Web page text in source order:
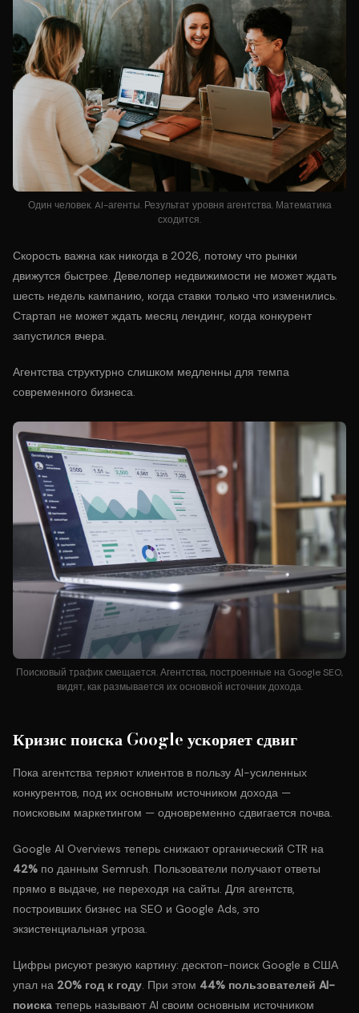
Один человек. AI-агенты. Результат уровня агентства. Математика
сходится.
Скорость важна как никогда в 2026, потому что рынки
движутся быстрее. Девелопер недвижимости не может ждать
шесть недель кампанию, когда ставки только что изменились.
Стартап не может ждать месяц лендинг, когда конкурент
запустился вчера.
Агентства структурно слишком медленны для темпа
современного бизнеса.
Поисковый трафик смещается. Агентства, построенные на Google SEO,
видят, как размывается их основной источник дохода.
Кризис поиска Google ускоряет сдвиг
Пока агентства теряют клиентов в пользу AI-усиленных
конкурентов, под их основным источником дохода —
поисковым маркетингом — одновременно сдвигается почва.
Google AI Overviews теперь снижают органический CTR на
42% по данным Semrush. Пользователи получают ответы
прямо в выдаче, не переходя на сайты. Для агентств,
построивших бизнес на SEO и Google Ads, это
экзистенциальная угроза.
Цифры рисуют резкую картину: десктоп-поиск Google в США
упал на 20% год к году. При этом 44% пользователей AI-
поиска теперь называют AI своим основным источником